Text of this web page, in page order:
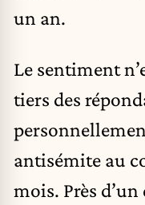
un an.
Le sentiment
tiers des
antisémite au
mois. Près